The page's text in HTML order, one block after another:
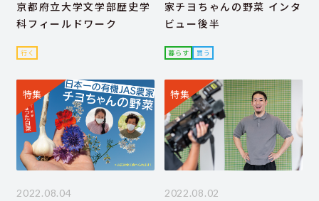
京都府立大学文学部歴史学
科フィールドワーク
行く
家チヨちゃんの野菜 インタ
ビュー後半
暮らす 買う
特集
2022.08.04
特集
2022.08.02